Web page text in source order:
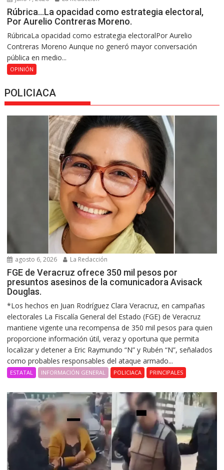
Rúbrica…La opacidad como estrategia electoral,
Por Aurelio Contreras Moreno.
RúbricaLa opacidad como estrategia electoralPor Aurelio
Contreras Moreno Aunque no generó mayor conversación
pública en medio...
OPINIÓN
POLICIACA
agosto 6, 2026 La Redacción
FGE de Veracruz ofrece 350 mil pesos por
presuntos asesinos de la comunicadora Avisack
Douglas.
*Los hechos en Juan Rodríguez Clara Veracruz, en campañas
electorales La Fiscalía General del Estado (FGE) de Veracruz
mantiene vigente una recompensa de 350 mil pesos para quien
proporcione información útil, veraz y oportuna que permita
localizar y detener a Eric Raymundo “N” y Rubén “N”, señalados
como probables responsables del ataque armado...
ESTATAL INFORMACIÓN GENERAL POLICIACA PRINCIPALES